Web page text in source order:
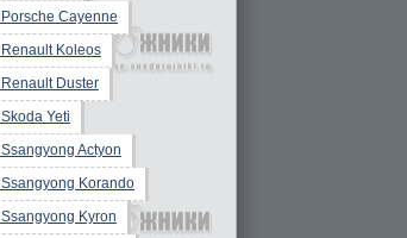
Porsche Cayenne
Renault Koleos
Renault Duster
Skoda Yeti
Ssangyong Actyon
Ssangyong Korando
Ssangyong Kyron